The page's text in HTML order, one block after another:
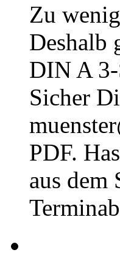
Zu
Deshalb
DIN A
Sicher
PDF.
aus dem